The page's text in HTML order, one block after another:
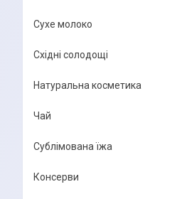
Сухе молоко
Східні солодощі
Натуральна косметика
Чай
Сублімована їжа
Консерви